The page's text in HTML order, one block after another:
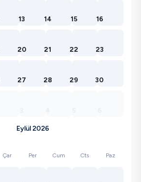
13 14 15 16
20 21 22 23
27 28 29 30
Eylül 2026
Çar Per Cum Cts Paz